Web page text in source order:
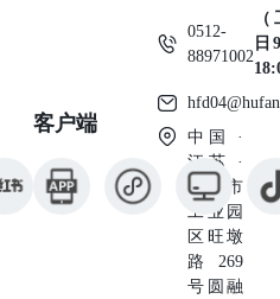
客户端
0512-
88971002
日
中国 ·
江苏 ·
苏州市
工业园
区旺墩
路269
号圆融